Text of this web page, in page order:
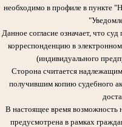
необходимо в профиле в пункте
Данное согласие означает, что
корреспонденцию в
(индивидуального
Сторона считается
получившим копию судебного
В настоящее время возможность
предусмотрена в рамках